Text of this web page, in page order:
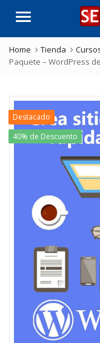
Menu
Home Tienda
Paquete – WordPress
Destacado
40% de Descuento